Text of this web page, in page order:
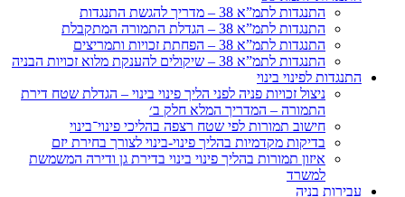
התנגדות לתמ”א 38 – מדריך להגשת התנגדות
התנגדות לתמ”א 38 – הגדלת התמורה המתקבלת
התנגדות לתמ”א 38 – הפחתת זכויות ותמריצים
התנגדות לתמ”א 38 – שיקולים להענקת מלוא זכויות הבניה
התנגדות לפינוי בינוי
ניצול זכויות פניה לפני הליך פינוי בינוי – הגדלת שטח דירת
התמורה – המדריך המלא חלק ב׳
חישוב תמורות לפי שטח רצפה בהליכי פינוי־בינוי
בדיקות מקדמיות בהליך פינוי-בינוי לצורך בחירת יזם
איזון תמורות בהליך פינוי בינוי בדירת גן ודירה המשמשת
למשרד
עבירות בניה